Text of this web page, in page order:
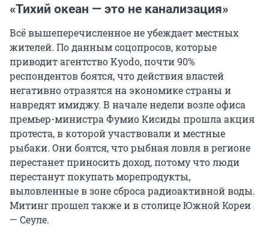
«Тихий океан — это не канализация»
Всё вышеперечисленное не убеждает местных
жителей. По данным соцопросов, которые
приводит агентство Kyodo, почти 90%
респондентов боятся, что действия властей
негативно отразятся на экономике страны и
навредят имиджу. В начале недели возле офиса
премьер-министра Фумио Кисиды прошла акция
протеста, в которой участвовали и местные
рыбаки. Они боятся, что рыбная ловля в регионе
перестанет приносить доход, потому что люди
перестанут покупать морепродукты,
выловленные в зоне сброса радиоактивной воды.
Митинг прошел также и в столице Южной Кореи
— Сеуле.